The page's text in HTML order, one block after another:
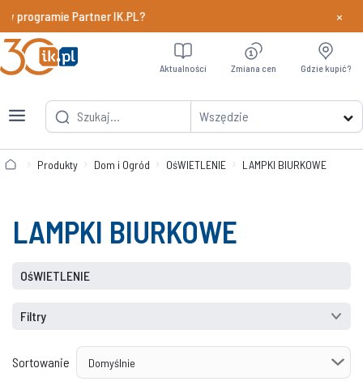
programie Partner IK.PL? Dowiedz
×
Wszędzie
Aktualności Zmiana cen Gdzie kupić?
Produkty Dom i Ogród OśWIETLENIE LAMPKI BIURKOWE
LAMPKI BIURKOWE
OśWIETLENIE
Filtry
Sortowanie